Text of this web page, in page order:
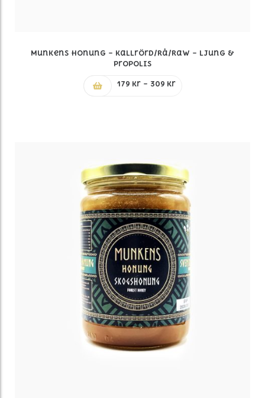
Munkens Honung – Kallrörd/Rå/Raw – Ljung &
Propolis
179 kr – 309 krPrisintervall: